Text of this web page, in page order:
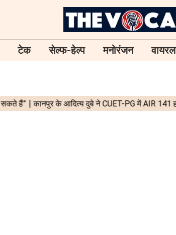
टेक सेल्फ-हेल्प मनोरंजन वायरल